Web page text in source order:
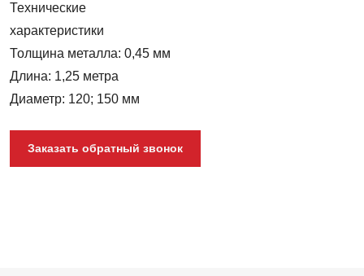
Технические
характеристики
Толщина металла: 0,45 мм
Длина: 1,25 метра
Диаметр: 120; 150 мм
Заказать обратный звонок